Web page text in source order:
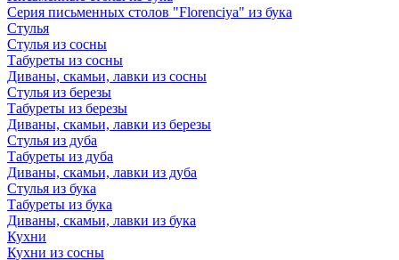
Серия письменных столов "Florenciya" из бука
Стулья
Стулья из сосны
Табуреты из сосны
Диваны, скамьи, лавки из сосны
Стулья из березы
Табуреты из березы
Диваны, скамьи, лавки из березы
Стулья из дуба
Табуреты из дуба
Диваны, скамьи, лавки из дуба
Стулья из бука
Табуреты из бука
Диваны, скамьи, лавки из бука
Кухни
Кухни из сосны